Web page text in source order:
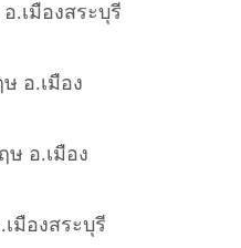
.เมืองสระบุรี
อ.เมือง
ษ อ.เมือง
มืองสระบุรี